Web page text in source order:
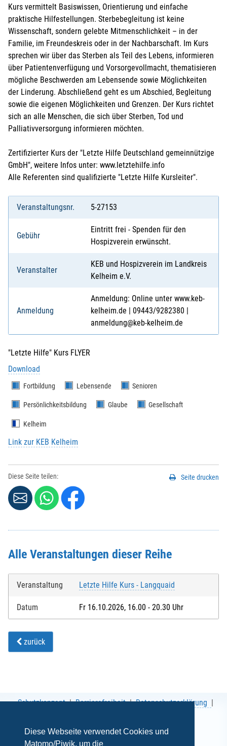
Diese Webseite verwendet Cookies und
Matomo/Piwik, um die
Kurs vermittelt Basiswissen, Orientierung und einfache
praktische Hilfestellungen. Sterbebegleitung ist keine
Wissenschaft, sondern gelebte Mitmenschlichkeit – in der
Familie, im Freundeskreis oder in der Nachbarschaft. Im Kurs
sprechen wir über das Sterben als Teil des Lebens, informieren
über Patientenverfügung und Vorsorgevollmacht, thematisieren
mögliche Beschwerden am Lebensende sowie Möglichkeiten
der Linderung. Abschließend geht es um Abschied, Begleitung
sowie die eigenen Möglichkeiten und Grenzen. Der Kurs richtet
sich an alle Menschen, die sich über Sterben, Tod und
Palliativversorgung informieren möchten.
Zertifizierter Kurs der "Letzte Hilfe Deutschland gemeinnützige
GmbH", weitere Infos unter: www.letztehilfe.info
Alle Referenten sind qualifizierte "Letzte Hilfe Kursleiter".
Veranstaltungsnr. 5-27153
Gebühr
Eintritt frei - Spenden für den
Hospizverein erwünscht.
Veranstalter
KEB und Hospizverein im Landkreis
Kelheim e.V.
Anmeldung
Anmeldung: Online unter www.keb-
kelheim.de | 09443/9282380 |
anmeldung@keb-kelheim.de
"Letzte Hilfe" Kurs FLYER
Download
Fortbildung Lebensende Senioren
Persönlichkeitsbildung Glaube Gesellschaft
Kelheim
Link zur KEB Kelheim
Diese Seite teilen: Seite drucken
Alle Veranstaltungen dieser Reihe
Veranstaltung Letzte Hilfe Kurs - Langquaid
Datum Fr 16.10.2026, 16.00 - 20.30 Uhr
zurück
Schutzkonzept Barrierefreiheit
Datenschutzerklärung